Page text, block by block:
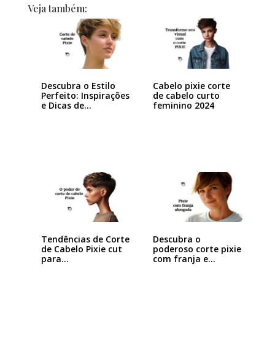
Veja também:
Descubra o Estilo
Perfeito: Inspirações
e Dicas de…
Cabelo pixie corte
de cabelo curto
feminino 2024
Tendências de Corte
de Cabelo Pixie cut
para…
Descubra o
poderoso corte pixie
com franja e